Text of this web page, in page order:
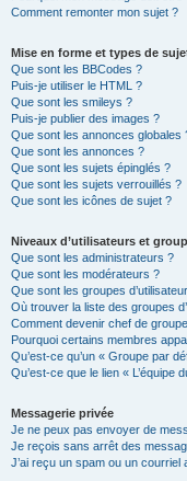
Comment remonter mon sujet ?
Mise en forme et types de
Que sont les BBCodes ?
Puis-je utiliser le HTML ?
Que sont les smileys ?
Puis-je publier des images ?
Que sont les annonces globales
Que sont les annonces ?
Que sont les sujets épinglés ?
Que sont les sujets verrouillés ?
Que sont les icônes de sujet ?
Niveaux d’utilisateurs et
Que sont les administrateurs ?
Que sont les modérateurs ?
Que sont les groupes
Où trouver la liste des groupes
Comment devenir chef de
Pourquoi certains membres
Qu’est-ce qu’un « Groupe par
Qu’est-ce que le lien « L’équipe
Messagerie privée
Je ne peux pas envoyer de
Je reçois sans arrêt des
J’ai reçu un spam ou un courriel